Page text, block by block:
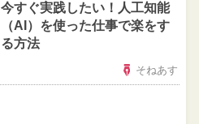
今すぐ実践したい！人工知能
（AI）を使った仕事で楽をす
る方法
そねあす